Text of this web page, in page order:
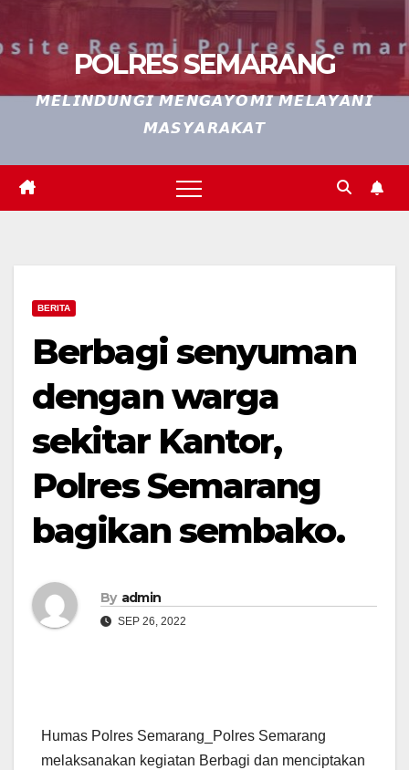
POLRES SEMARANG
𝙈𝙀𝙇𝙄𝙉𝘿𝙐𝙉𝙂𝙄 𝙈𝙀𝙉𝙂𝘼𝙔𝙊𝙈𝙄 𝙈𝙀𝙇𝘼𝙔𝘼𝙉𝙄
𝙈𝘼𝙎𝙔𝘼𝙍𝘼𝙆𝘼𝙏
BERITA
Berbagi senyuman
dengan warga
sekitar Kantor,
Polres Semarang
bagikan sembako.
By admin
SEP 26, 2022
Humas Polres Semarang_Polres Semarang
melaksanakan kegiatan Berbagi dan menciptakan